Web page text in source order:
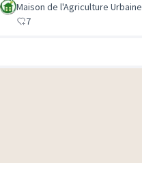
Maison de l'Agriculture Urbaine
7